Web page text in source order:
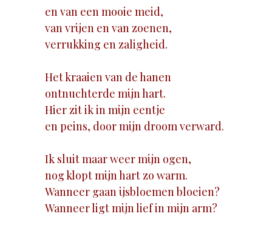
en van een mooie meid,
van vrijen en van zoenen,
verrukking en zaligheid.
Het kraaien van de hanen
ontnuchterde mijn hart.
Hier zit ik in mijn eentje
en peins, door mijn droom verward.
Ik sluit maar weer mijn ogen,
nog klopt mijn hart zo warm.
Wanneer gaan ijsbloemen bloeien?
Wanneer ligt mijn lief in mijn arm?